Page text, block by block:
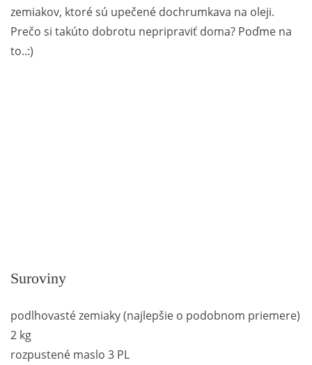
zemiakov, ktoré sú upečené dochrumkava na oleji.
Prečo si takúto dobrotu nepripraviť doma? Poďme na
to..:)
Suroviny
podlhovasté zemiaky (najlepšie o podobnom priemere)
2 kg
rozpustené maslo 3 PL